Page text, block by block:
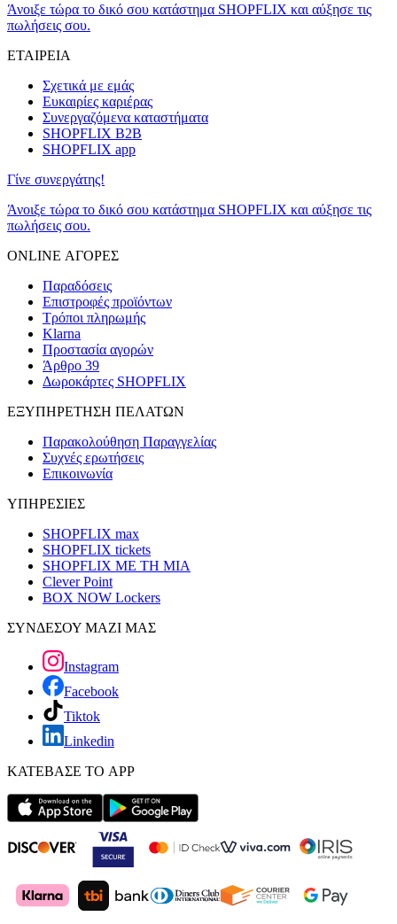
Άνοιξε τώρα το δικό σου κατάστημα SHOPFLIX και αύξησε τις
πωλήσεις σου.
ΕΤΑΙΡΕΙΑ
Σχετικά με εμάς
Ευκαιρίες καριέρας
Συνεργαζόμενα καταστήματα
SHOPFLIX B2B
SHOPFLIX app
Γίνε συνεργάτης!
Άνοιξε τώρα το δικό σου κατάστημα SHOPFLIX και αύξησε τις
πωλήσεις σου.
ONLINE ΑΓΟΡΕΣ
Παραδόσεις
Επιστροφές προϊόντων
Τρόποι πληρωμής
Klarna
Προστασία αγορών
Άρθρο 39
Δωροκάρτες SHOPFLIX
ΕΞΥΠΗΡΕΤΗΣΗ ΠΕΛΑΤΩΝ
Παρακολούθηση Παραγγελίας
Συχνές ερωτήσεις
Επικοινωνία
ΥΠΗΡΕΣΙΕΣ
SHOPFLIX max
SHOPFLIX tickets
SHOPFLIX ΜΕ ΤΗ ΜΙΑ
Clever Point
BOX NOW Lockers
ΣΥΝΔΕΣΟΥ ΜΑΖΙ ΜΑΣ
Instagram
Facebook
Tiktok
Linkedin
ΚΑΤΕΒΑΣΕ ΤΟ APP